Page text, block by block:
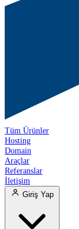
Tüm Ürünler
Hosting
Domain
Araçlar
Referanslar
İletişim
Giriş Yap